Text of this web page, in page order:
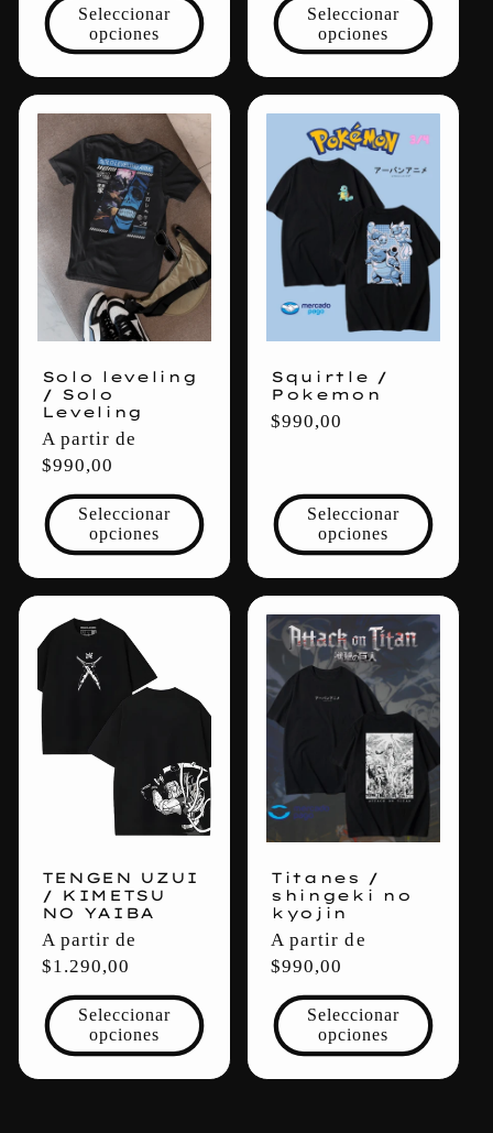
Seleccionar
opciones
Seleccionar
opciones
Solo leveling
/ Solo
Leveling
Precio
habitual
A partir de
$990,00
Seleccionar
opciones
Squirtle /
Pokemon
Precio
$990,00
Seleccionar
opciones
TENGEN UZUI
/ KIMETSU
NO YAIBA
Precio
habitual
A partir de
$1.290,00
Seleccionar
opciones
Titanes /
shingeki no
kyojin
Precio
habitual
A partir de
$990,00
Seleccionar
opciones